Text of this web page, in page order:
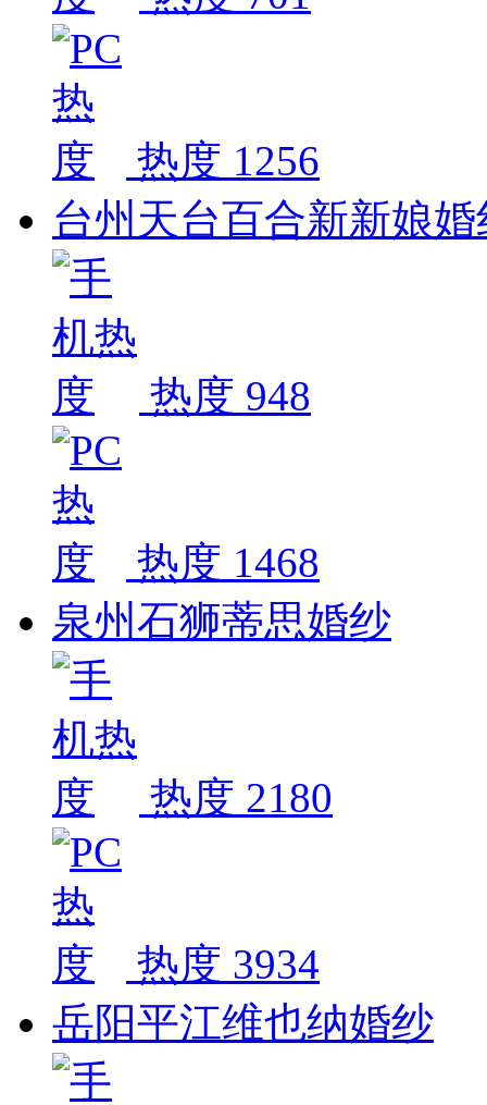
热度 1256
台州天台百合新新娘
热度 948
热度 1468
泉州石狮蒂思婚纱
热度 2180
热度 3934
岳阳平江维也纳婚纱